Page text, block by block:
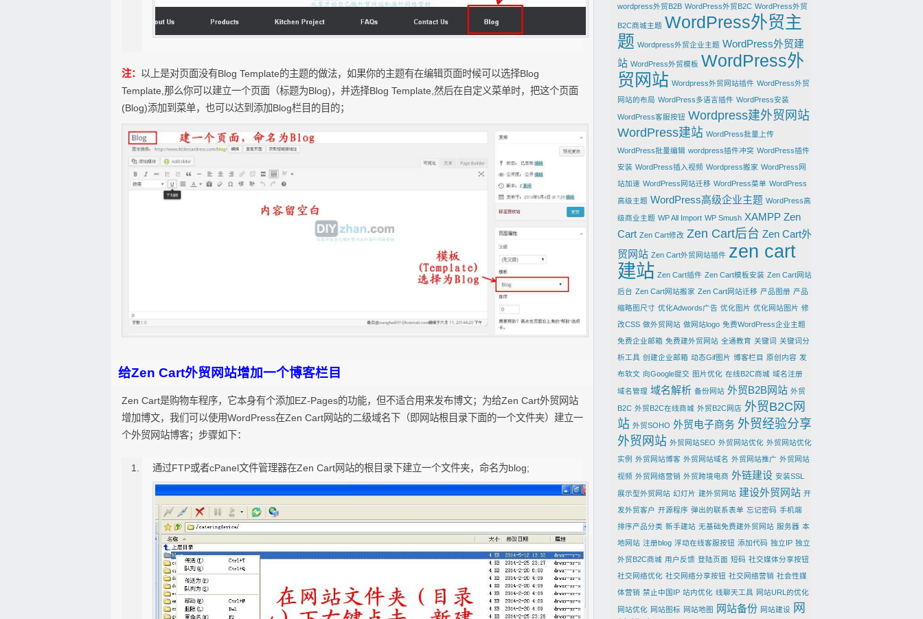
注： 以上是对页面没有Blog Template的主题的做法，如果你的主题有在编辑页面时候可以选择Blog
Template,那么你可以建立一个页面（标题为Blog)，并选择Blog Template,然后在自定义菜单时，把这个页面
(Blog)添加到菜单，也可以达到添加Blog栏目的目的；
给Zen Cart外贸网站增加一个博客栏目
Zen Cart是购物车程序，它本身有个添加EZ-Pages的功能，但不适合用来发布博文；为给Zen Cart外贸网站
增加博文，我们可以使用WordPress在Zen Cart网站的二级域名下（即网站根目录下面的一个文件夹）建立一
个外贸网站博客；步骤如下：
通过FTP或者cPanel文件管理器在Zen Cart网站的根目录下建立一个文件夹，命名为blog;
wordpress外贸B2B WordPress外贸B2C WordPress外贸
B2C商城主题 WordPress外贸主
题 Wordpress外贸企业主题 WordPress外贸建
站 WordPress外贸模板 WordPress外
贸网站 Wordpress外贸网站插件 WordPress外贸
网站的布局 WordPress多语言插件 WordPress安装
WordPress客服按钮 Wordpress建外贸网站
WordPress建站 WordPress批量上传
WordPress批量编辑 wordpress插件冲突 WordPress插件
安装 WordPress插入视频 Wordpress搬家 WordPress网
站加速 WordPress网站迁移 WordPress菜单 WordPress
高级主题 WordPress高级企业主题 WordPress高
级商业主题 WP All Import WP Smush XAMPP Zen
Cart Zen Cart修改 Zen Cart后台 Zen Cart外
贸网站 Zen Cart外贸网站插件 zen cart
建站 Zen Cart插件 Zen Cart模板安装 Zen Cart网站
后台 Zen Cart网站搬家 Zen Cart网站迁移 产品图册 产品
缩略图尺寸 优化Adwords广告 优化图片 优化网站图片 修
改CSS 做外贸网站 做网站logo 免费WordPress企业主题
免费企业邮箱 免费建外贸网站 全通教育 关键词 关键词分
析工具 创建企业邮箱 动态Gif图片 博客栏目 原创内容 发
布软文 向Google提交 图片优化 在线B2C商城 域名注册
域名管理 域名解析 备份网站 外贸B2B网站 外贸
B2C 外贸B2C在线商城 外贸B2C网店 外贸B2C网
站 外贸SOHO 外贸电子商务 外贸经验分享
外贸网站 外贸网站SEO 外贸网站优化 外贸网站优化
实例 外贸网站博客 外贸网站域名 外贸网站推广 外贸网站
视频 外贸网络营销 外贸跨境电商 外链建设 安装SSL
展示型外贸网站 幻灯片 建外贸网站 建设外贸网站 开
发外贸客户 开源程序 弹出的联系表单 忘记密码 手机端
排序产品分类 新手建站 无基础免费建外贸网站 服务器 本
地网站 注册blog 浮动在线客服按钮 添加代码 独立IP 独立
外贸B2C商城 用户反馈 登陆页面 短码 社交媒体分享按钮
社交网络优化 社交网络分享按钮 社交网络营销 社会性媒
体营销 禁止中国IP 站内优化 线聊天工具 网站URL的优化
网站优化 网站图标 网站地图 网站备份 网站建设
网